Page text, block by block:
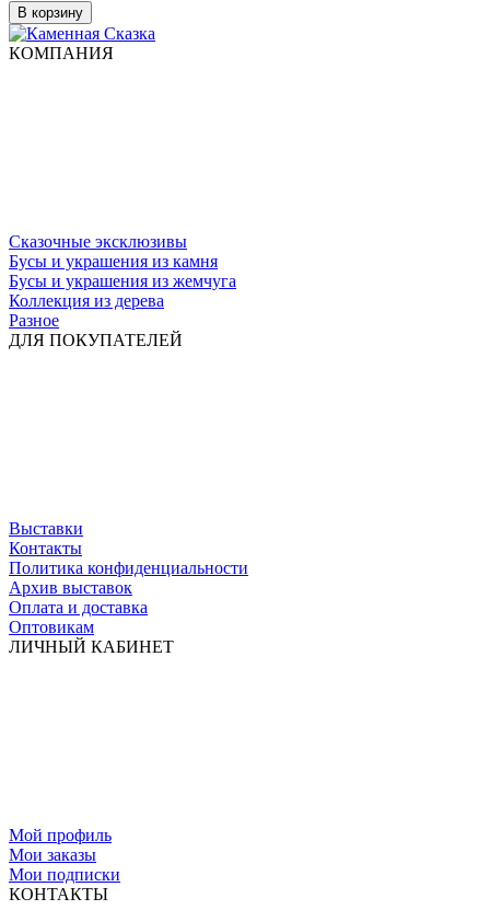
В корзину
КОМПАНИЯ
Сказочные эксклюзивы
Бусы и украшения из камня
Бусы и украшения из жемчуга
Коллекция из дерева
Разное
ДЛЯ ПОКУПАТЕЛЕЙ
Выставки
Контакты
Политика конфиденциальности
Архив выставок
Оплата и доставка
Оптовикам
ЛИЧНЫЙ КАБИНЕТ
Мой профиль
Мои заказы
Мои подписки
КОНТАКТЫ